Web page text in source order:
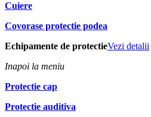
Cuiere
Covorase protectie podea
Echipamente de protectieVezi detalii
Inapoi la meniu
Protectie cap
Protectie auditiva